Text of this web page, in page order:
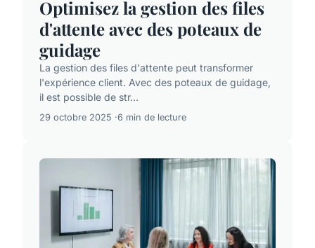
Optimisez la gestion des files
d'attente avec des poteaux de
guidage
La gestion des files d'attente peut transformer
l'expérience client. Avec des poteaux de guidage,
il est possible de str...
29 octobre 2025 6 min de lecture